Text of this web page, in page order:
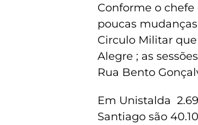
Conforme o
poucas
Circulo Militar
Alegre ; as
Rua Bento
Em Unistalda
Santiago são